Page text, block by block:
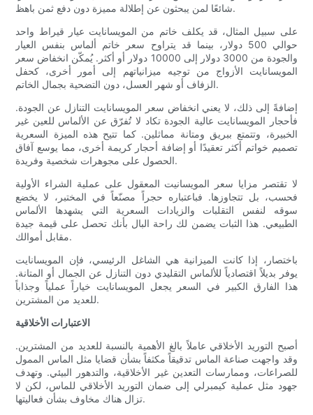
شائعًا لمن يبحثون عن إطلالة مميزة دون دفع ثمن باهظ.
على سبيل المثال، قد يكلف خاتم من المويسانايت عيار قيراط واحد
حوالي 500 دولار، بينما قد يتراوح سعر خاتم ألماس بنفس العيار
والجودة من 3000 دولار إلى 10000 دولار أو أكثر. يُمكّن انخفاض سعر
المويسانايت الأزواج من توجيه ميزانياتهم إلى أمور أخرى، كحفل
الزفاف أو شهر العسل، دون التضحية بجمال الخاتم.
إضافةً إلى ذلك، لا يعني انخفاض سعر المويسانايت التنازل عن الجودة.
فأحجار المويسانايت عالية الجودة تكاد لا تُفرّق عن الألماس للعين غير
الخبيرة، وتتمتع ببريق ومتانة مماثلين. كما تتيح هذه الميزة السعرية
تصميم خواتم أكثر تعقيدًا أو إضافة أحجار كريمة أخرى، مما يوسع آفاق
الحصول على مجوهرات شخصية وفريدة.
لا تقتصر مزايا سعر المويسانيت المعقول على عملية الشراء الأولية
فحسب، بل تتجاوزها. فباعتباره حجراً مصنّعاً في المختبر، لا يخضع
سوقه لنفس التقلبات والزيادات السعرية التي يشهدها الألماس
الطبيعي. هذا الثبات يضمن لك راحة البال بأنك تحصل على قيمة جيدة
مقابل أموالك.
باختصار، إذا كانت الميزانية هي الشاغل الرئيسي، فإن المويسانايت
يوفر بديلاً اقتصادياً للألماس التقليدي دون التنازل عن الجمال أو المتانة.
هذا الفارق الكبير في السعر يجعل المويسانايت خياراً عملياً وجذاباً
للعديد من المشترين.
الاعتبارات الأخلاقية
أصبح التوريد الأخلاقي عاملاً بالغ الأهمية بالنسبة للعديد من المشترين.
وقد واجهت صناعة الماس تدقيقاً مكثفاً بشأن قضايا مثل الماس الممول
للصراعات، وممارسات التعدين غير الأخلاقية، والتدهور البيئي. وتهدف
جهود مثل عملية كيمبرلي إلى ضمان التوريد الأخلاقي للماس، لكن لا
تزال هناك مخاوف بشأن فعاليتها.